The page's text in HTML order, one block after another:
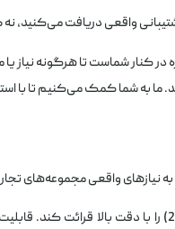
واقعی دریافت می‌کنید،
کنار شماست تا هرگونه نیاز یا
ما به شما کمک می‌کنیم تا با
نیازهای واقعی مجموعه‌های